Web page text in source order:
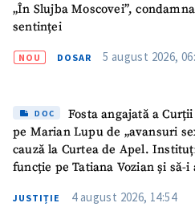
„În Slujba Moscovei”,
sentinței
NOU DOSAR 5 august 2026,
DOC
Fosta angajată a
pe Marian Lupu de „avansuri
cauză la Curtea de Apel.
funcție pe Tatiana Vozian și să-
JUSTIȚIE 4 august 2026, 14:54